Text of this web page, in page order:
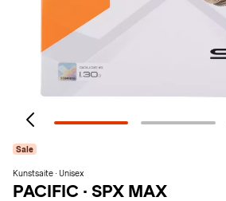
Sale
Kunstsaite · Unisex
PACIFIC · SPX MAX